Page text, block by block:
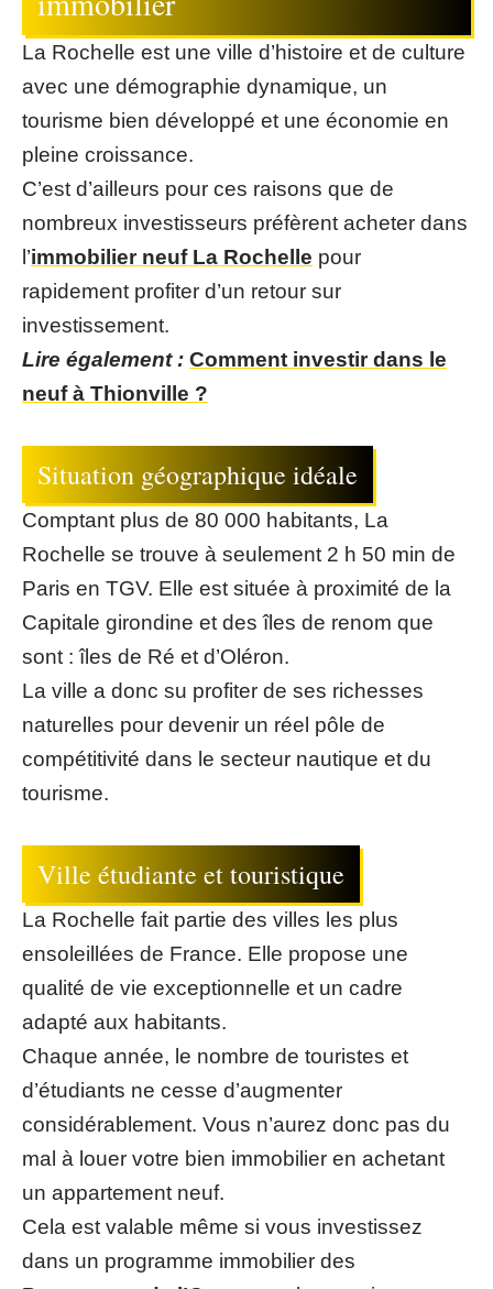
La Rochelle est une ville d’histoire et de culture
avec une démographie dynamique, un
tourisme bien développé et une économie en
pleine croissance.
C’est d’ailleurs pour ces raisons que de
nombreux investisseurs préfèrent acheter dans
l’immobilier neuf La Rochelle pour
rapidement profiter d’un retour sur
investissement.
Lire également : Comment investir dans le
neuf à Thionville ?
Situation géographique idéale
Comptant plus de 80 000 habitants, La
Rochelle se trouve à seulement 2 h 50 min de
Paris en TGV. Elle est située à proximité de la
Capitale girondine et des îles de renom que
sont : îles de Ré et d’Oléron.
La ville a donc su profiter de ses richesses
naturelles pour devenir un réel pôle de
compétitivité dans le secteur nautique et du
tourisme.
Ville étudiante et touristique
La Rochelle fait partie des villes les plus
ensoleillées de France. Elle propose une
qualité de vie exceptionnelle et un cadre
adapté aux habitants.
Chaque année, le nombre de touristes et
d’étudiants ne cesse d’augmenter
considérablement. Vous n’aurez donc pas du
mal à louer votre bien immobilier en achetant
un appartement neuf.
Cela est valable même si vous investissez
dans un programme immobilier des